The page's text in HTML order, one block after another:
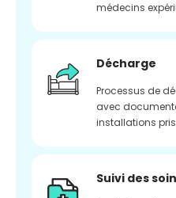
médecins
Décharge
Processus de
avec
installations
Suivi des